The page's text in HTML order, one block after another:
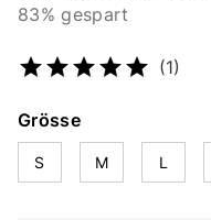
83% gespart
(1)
Grösse
S M L